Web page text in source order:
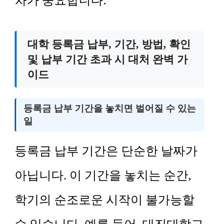
대학 등록금 납부, 기간, 방법, 확인
및 납부 기간 초과 시 대처 완벽 가
이드
등록금 납부 기간을 놓치면 벌어질 수 있는
일
등록금 납부 기간은 단순한 날짜가
아닙니다. 이 기간을 놓치는 순간,
학기의 순조로운 시작이 불가능할